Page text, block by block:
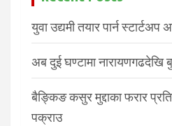
युवा उद्यमी तयार पार्न स्टार्टअप
अब दुई घण्टामा नारायणगढदेखि
बैङ्किङ कसुर मुद्दाका फरार
पक्राउ